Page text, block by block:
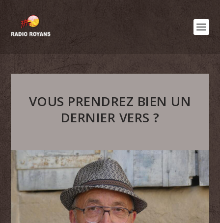
VOUS PRENDREZ BIEN UN
DERNIER VERS ?